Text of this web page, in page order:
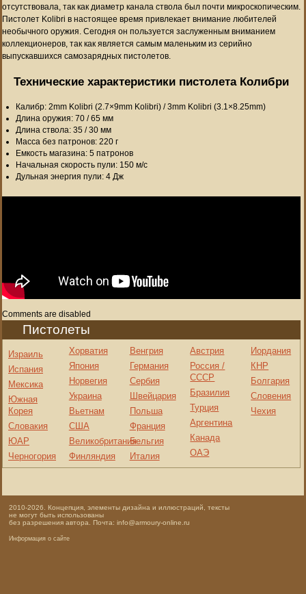
отсутствовала, так как диаметр канала ствола был почти микроскопическим.
Пистолет Kolibri в настоящее время привлекает внимание любителей
необычного оружия. Сегодня он пользуется заслуженным вниманием
коллекционеров, так как является самым маленьким из серийно
выпускавшихся самозарядных пистолетов.
Технические характеристики пистолета Колибри
Калибр: 2mm Kolibri (2.7×9mm Kolibri) / 3mm Kolibri (3.1×8.25mm)
Длина оружия: 70 / 65 мм
Длина ствола: 35 / 30 мм
Масса без патронов: 220 г
Емкость магазина: 5 патронов
Начальная скорость пули: 150 м/с
Дульная энергия пули: 4 Дж
Comments are disabled
Пистолеты
Израиль
Испания
Мексика
Южная
Корея
Словакия
ЮАР
Черногория
Хорватия
Япония
Норвегия
Украина
Вьетнам
США
Великобритания
Финляндия
Венгрия
Германия
Сербия
Швейцария
Польша
Франция
Бельгия
Италия
Австрия
Россия /
СССР
Бразилия
Турция
Аргентина
Канада
ОАЭ
Иордания
КНР
Болгария
Словения
Чехия
2010-2026. Концепция, элементы дизайна и иллюстраций, тексты
не могут быть использованы
без разрешения автора. Почта: info@armoury-online.ru
Информация о сайте